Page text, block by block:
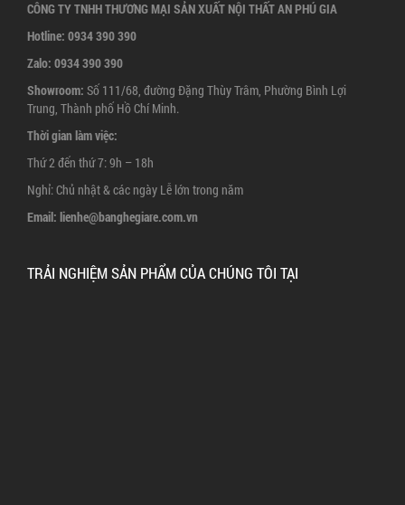
CÔNG TY TNHH THƯƠNG MẠI SẢN XUẤT NỘI THẤT AN PHÚ GIA
Hotline: 0934 390 390
Zalo: 0934 390 390
Showroom: Số 111/68, đường Đặng Thùy Trâm, Phường Bình Lợi
Trung, Thành phố Hồ Chí Minh.
Thời gian làm việc:
Thứ 2 đến thứ 7: 9h – 18h
Nghỉ: Chủ nhật & các ngày Lễ lớn trong năm
Email: lienhe@banghegiare.com.vn
TRẢI NGHIỆM SẢN PHẨM CỦA CHÚNG TÔI TẠI